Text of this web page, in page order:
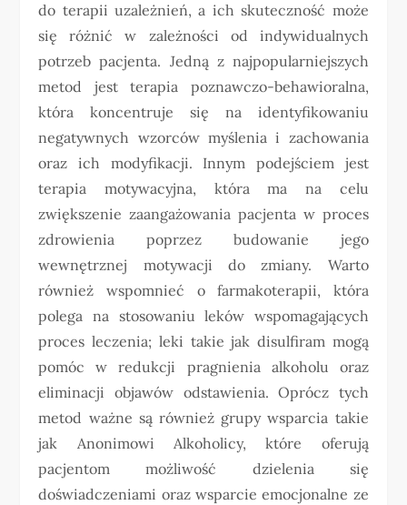
do terapii uzależnień, a ich skuteczność może
się różnić w zależności od indywidualnych
potrzeb pacjenta. Jedną z najpopularniejszych
metod jest terapia poznawczo-behawioralna,
która koncentruje się na identyfikowaniu
negatywnych wzorców myślenia i zachowania
oraz ich modyfikacji. Innym podejściem jest
terapia motywacyjna, która ma na celu
zwiększenie zaangażowania pacjenta w proces
zdrowienia poprzez budowanie jego
wewnętrznej motywacji do zmiany. Warto
również wspomnieć o farmakoterapii, która
polega na stosowaniu leków wspomagających
proces leczenia; leki takie jak disulfiram mogą
pomóc w redukcji pragnienia alkoholu oraz
eliminacji objawów odstawienia. Oprócz tych
metod ważne są również grupy wsparcia takie
jak Anonimowi Alkoholicy, które oferują
pacjentom możliwość dzielenia się
doświadczeniami oraz wsparcie emocjonalne ze